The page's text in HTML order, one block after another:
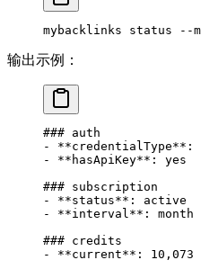
mybacklinks status --
输出示例：
### auth
-
**credentialType** :
-
**hasApiKey** : yes
### subscription
-
**status** : active
-
**interval** : month
### credits
-
**current** : 10,073